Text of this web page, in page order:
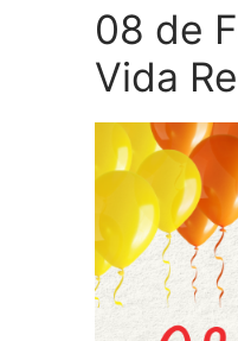
08 de
Vida